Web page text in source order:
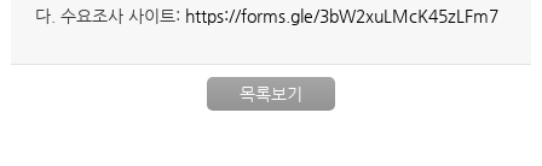
다. 수요조사 사이트: https://forms.gle/3bW2xuLMcK45zLFm7
목록보기